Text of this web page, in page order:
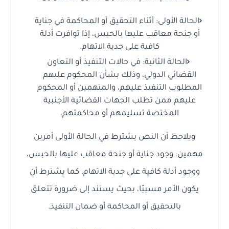
الحالة الأولى: أثناء التحقيق أو المحاكمة في جناية
أو جنحة معاقب عليها بالحبس، إذا توافرت أدلة
كافية على جدية الاتهام.
الحالة الثانية: في حالات التنفيذ أو التعاون
القضائي الدولي، وذلك بشأن المحكوم عليهم
المطلوب التنفيذ عليهم، والمتهمين أو المحكوم
عليهم ممن تطلب الجهات القضائية الأجنبية
المختصة تسليمهم أو محاكمتهم.
ويلاحظ أن النص يشترط في الحالة الأولى أمرين
مهمين: وجود جناية أو جنحة معاقب عليها بالحبس،
ووجود أدلة كافية على جدية الاتهام. كما يشترط أن
يكون الأمر مسببًا، بحيث يستند إلى ضرورة تتعلق
بالتحقيق أو المحاكمة أو ضمان التنفيذ.